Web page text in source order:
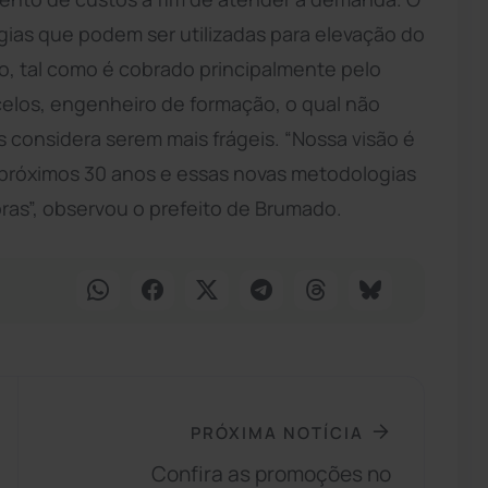
que podem ser utilizadas para elevação do
tal como é cobrado principalmente pelo
engenheiro de formação, o qual não
serem mais frágeis. “Nossa visão é
30 anos e essas novas metodologias
observou o prefeito de Brumado.
PRÓXIMA NOTÍCIA
Confira as promoções no